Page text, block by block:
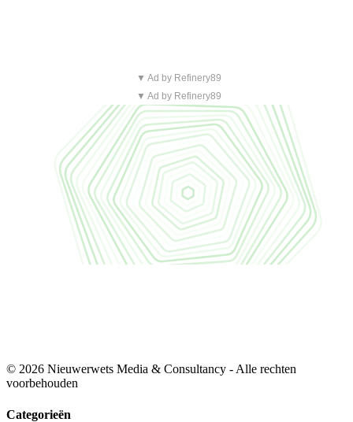
▼ Ad by Refinery89
▼ Ad by Refinery89
© 2026 Nieuwerwets Media & Consultancy - Alle rechten
voorbehouden
Categorieën